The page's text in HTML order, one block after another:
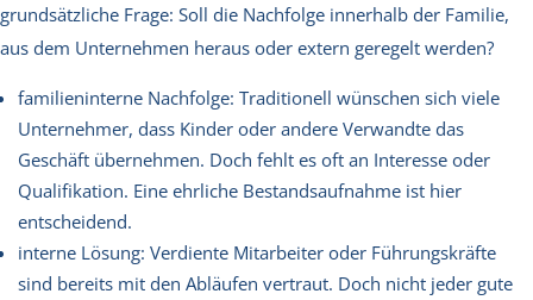
grundsätzliche Frage: Soll die Nachfolge innerhalb der Familie,
aus dem Unternehmen heraus oder extern geregelt werden?
familieninterne Nachfolge: Traditionell wünschen sich viele
Unternehmer, dass Kinder oder andere Verwandte das
Geschäft übernehmen. Doch fehlt es oft an Interesse oder
Qualifikation. Eine ehrliche Bestandsaufnahme ist hier
entscheidend.
interne Lösung: Verdiente Mitarbeiter oder Führungskräfte
sind bereits mit den Abläufen vertraut. Doch nicht jeder gute